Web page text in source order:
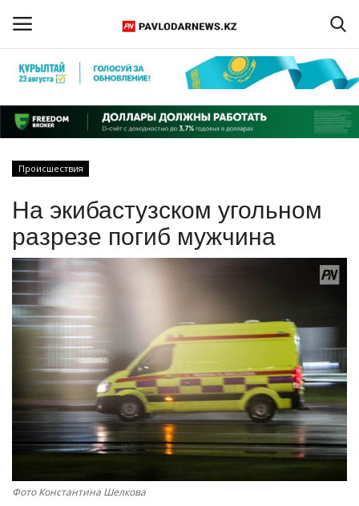
Регистрация
Главная
ПАВЛОДАРСКАЯ ОБЛАСТЬ
КАЗАХСТАН
МИР
СПЕЦПРОЕКТЫ
СПОРТ
Чек-лист
Происшествия
На экибастузском угольном
разрезе погиб мужчина
Фото Константина Шелкова